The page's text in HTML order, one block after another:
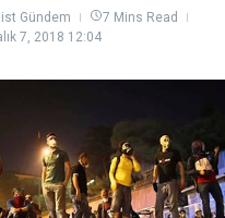
Gündem
7 Mins Read
7, 2018 12:04